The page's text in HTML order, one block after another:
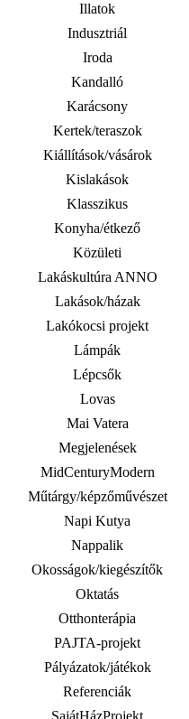
Illatok
Indusztriál
Iroda
Kandalló
Karácsony
Kertek/teraszok
Kiállítások/vásárok
Kislakások
Klasszikus
Konyha/étkező
Közületi
Lakáskultúra ANNO
Lakások/házak
Lakókocsi projekt
Lámpák
Lépcsők
Lovas
Mai Vatera
Megjelenések
MidCenturyModern
Műtárgy/képzőművészet
Napi Kutya
Nappalik
Okosságok/kiegészítők
Oktatás
Otthonterápia
PAJTA-projekt
Pályázatok/játékok
Referenciák